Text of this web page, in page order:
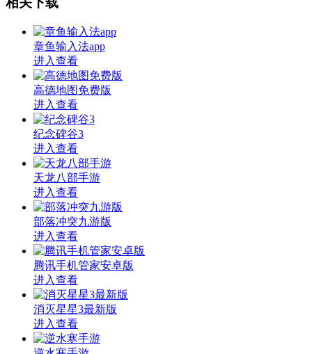
章鱼输入法app
进入查看
高德地图免费版
进入查看
纪念碑谷3
进入查看
天龙八部手游
进入查看
部落冲突九游版
进入查看
腾讯手机管家安卓版
进入查看
消灭星星3最新版
进入查看